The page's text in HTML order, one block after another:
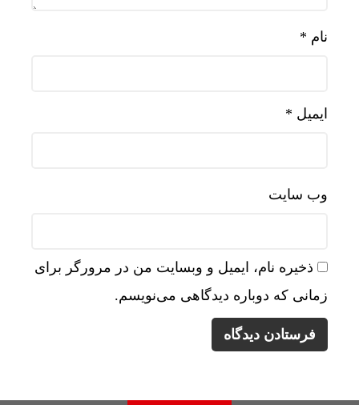
نام *
ایمیل *
وب‌ سایت
ذخیره نام، ایمیل و وبسایت من در مرورگر برای
زمانی که دوباره دیدگاهی می‌نویسم.